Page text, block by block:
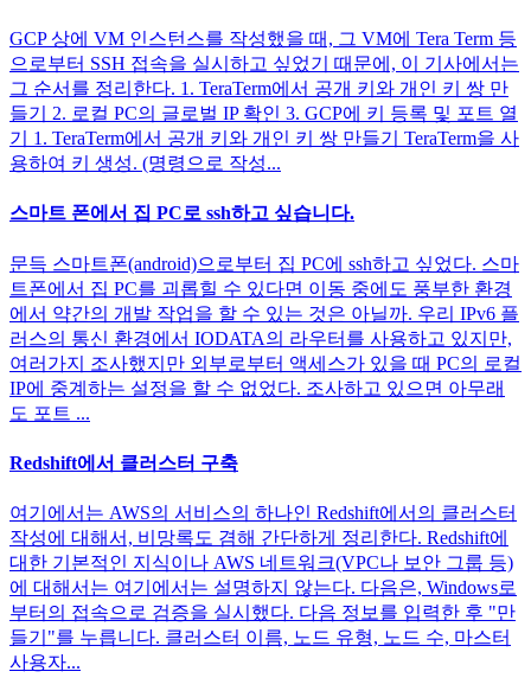
GCP 상에 VM 인스턴스를 작성했을 때, 그 VM에 Tera Term 등
으로부터 SSH 접속을 실시하고 싶었기 때문에, 이 기사에서는
그 순서를 정리한다. 1. TeraTerm에서 공개 키와 개인 키 쌍 만
들기 2. 로컬 PC의 글로벌 IP 확인 3. GCP에 키 등록 및 포트 열
기 1. TeraTerm에서 공개 키와 개인 키 쌍 만들기 TeraTerm을 사
용하여 키 생성. (명령으로 작성...
스마트 폰에서 집 PC로 ssh하고 싶습니다.
문득 스마트폰(android)으로부터 집 PC에 ssh하고 싶었다. 스마
트폰에서 집 PC를 괴롭힐 수 있다면 이동 중에도 풍부한 환경
에서 약간의 개발 작업을 할 수 있는 것은 아닐까. 우리 IPv6 플
러스의 통신 환경에서 IODATA의 라우터를 사용하고 있지만,
여러가지 조사했지만 외부로부터 액세스가 있을 때 PC의 로컬
IP에 중계하는 설정을 할 수 없었다. 조사하고 있으면 아무래
도 포트 ...
Redshift에서 클러스터 구축
여기에서는 AWS의 서비스의 하나인 Redshift에서의 클러스터
작성에 대해서, 비망록도 겸해 간단하게 정리한다. Redshift에
대한 기본적인 지식이나 AWS 네트워크(VPC나 보안 그룹 등)
에 대해서는 여기에서는 설명하지 않는다. 다음은, Windows로
부터의 접속으로 검증을 실시했다. 다음 정보를 입력한 후 "만
들기"를 누릅니다. 클러스터 이름, 노드 유형, 노드 수, 마스터
사용자...